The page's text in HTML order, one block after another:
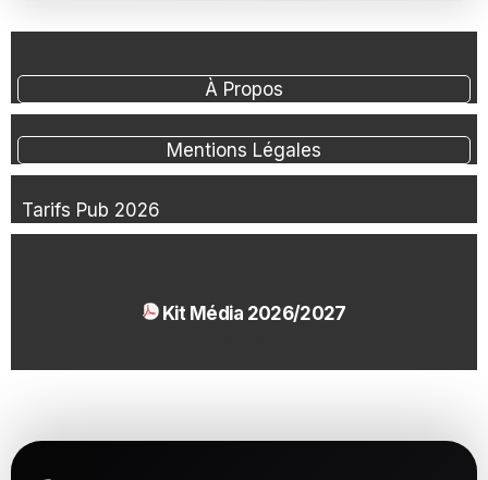
À Propos
Mentions Légales
Tarifs Pub 2026
Kit Média 2026/2027